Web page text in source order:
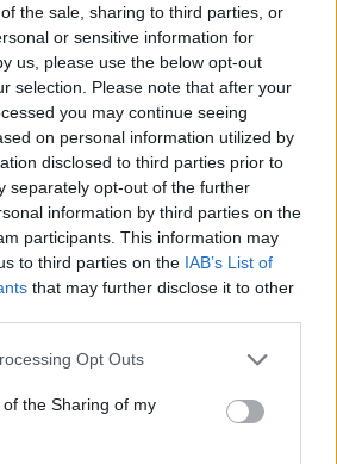
the sale, sharing to third parties, or
or sensitive information for
us, please use the below opt-out
selection. Please note that after your
you may continue seeing
on personal information utilized by
disclosed to third parties prior to
separately opt-out of the further
information by third parties on the
participants. This information may
to third parties on the IAB’s List of
that may further disclose it to other
Opt Outs
the Sharing of my
Schlein- dovrà ricostruire le
livelli, cercando di individuare i
una delle pagine più buie del nostro
della comunità regionale,
dei familiari delle vittime della
fa sì che oggi si apra un
alla piena verità che chiediamo e
ricorda la vicepresidente- da quel
come una ferita sempre aperta, per le
le sofferenze delle famiglie. Questo